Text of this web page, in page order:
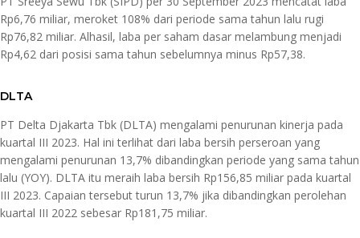
Rp6,76 miliar, meroket 108% dari periode sama tahun lalu rugi
Rp76,82 miliar. Alhasil, laba per saham dasar melambung menjadi
Rp4,62 dari posisi sama tahun sebelumnya minus Rp57,38.
DLTA
PT Delta Djakarta Tbk (DLTA) mengalami penurunan kinerja pada
kuartal III 2023. Hal ini terlihat dari laba bersih perseroan yang
mengalami penurunan 13,7% dibandingkan periode yang sama tahun
lalu (YOY). DLTA itu meraih laba bersih Rp156,85 miliar pada kuartal
III 2023. Capaian tersebut turun 13,7% jika dibandingkan perolehan
kuartal III 2022 sebesar Rp181,75 miliar.